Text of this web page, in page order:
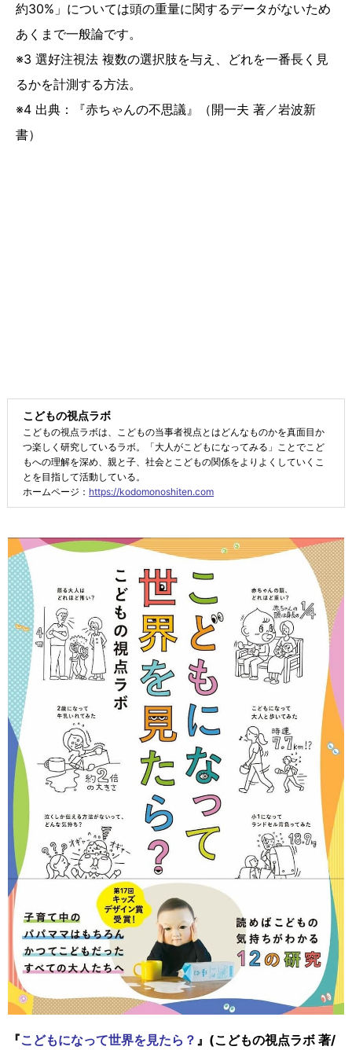
約30%」については頭の重量に関するデータがないため
あくまで一般論です。
※3 選好注視法 複数の選択肢を与え、どれを一番長く見
るかを計測する方法。
※4 出典：『赤ちゃんの不思議』（開一夫 著／岩波新
書）
こどもの視点ラボ
こどもの視点ラボは、こどもの当事者視点とはどんなものかを真面目か
つ楽しく研究しているラボ。「大人がこどもになってみる」ことでこど
もへの理解を深め、親と子、社会とこどもの関係をよりよくしていくこ
とを目指して活動している。
ホームページ： https://kodomonoshiten.com
『こどもになって世界を見たら？ 』(こどもの視点ラボ 著/